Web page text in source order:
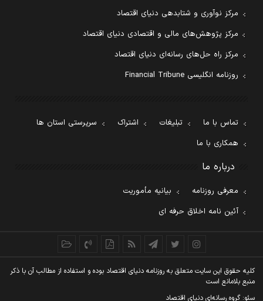
مرکز نوآوری و شتابدهی دنیای اقتصاد
مرکز پژوهش‌های مالی و اقتصادی دنیای اقتصاد
مرکز راه حل‌های رسانه‌ای دنیای اقتصاد
روزنامه انگلیسی Financial Tribune
تماس با ما تبلیغات اشتراک
سرپرستی استان ها
همکاری با ما
درباره ما
معرفی روزنامه
بیانیه مأموریت
آئین نامه اخلاق حرفه ای
کليه حقوق اين سايت متعلق به روزنامه دنيای اقتصاد بوده و استفاده از مطالب آن با ذکر
منبع بلامانع است
سئو: گروه رسانه‌ای دنیای اقتصاد